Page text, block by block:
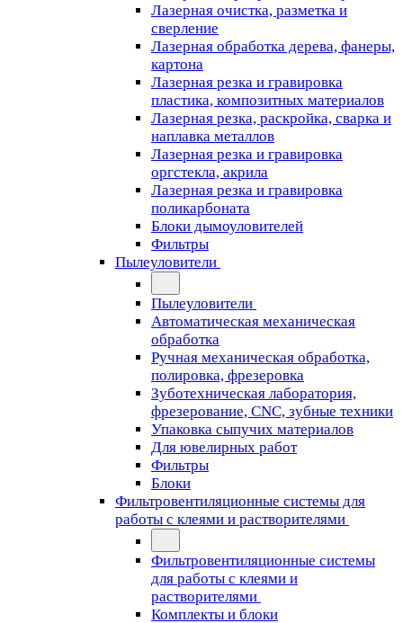
Лазерная очистка, разметка и
сверление
Лазерная обработка дерева, фанеры,
картона
Лазерная резка и гравировка
пластика, композитных материалов
Лазерная резка, раскройка, сварка и
наплавка металлов
Лазерная резка и гравировка
оргстекла, акрила
Лазерная резка и гравировка
поликарбоната
Блоки дымоуловителей
Фильтры
Пылеуловители
Пылеуловители
Автоматическая механическая
обработка
Ручная механическая обработка,
полировка, фрезеровка
Зуботехническая лаборатория,
фрезерование, CNC, зубные техники
Упаковка сыпучих материалов
Для ювелирных работ
Фильтры
Блоки
Фильтровентиляционные системы для
работы с клеями и растворителями
Фильтровентиляционные системы
для работы с клеями и
растворителями
Комплекты и блоки